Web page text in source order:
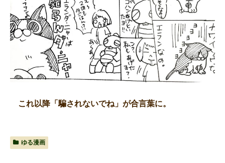
これ以降「騙されないでね」が合言葉に。
ゆる漫画